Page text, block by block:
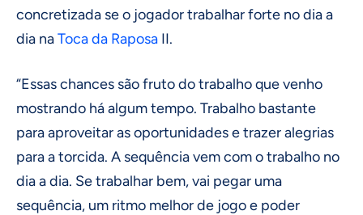
concretizada se o jogador trabalhar forte no dia a
dia naToca da Raposa II.
“Essas chances são fruto do trabalho que venho
mostrando há algum tempo. Trabalho bastante
para aproveitar as oportunidades e trazer alegrias
para a torcida. A sequência vem com o trabalho no
dia a dia. Se trabalhar bem, vai pegar uma
sequência, um ritmo melhor de jogo e poder